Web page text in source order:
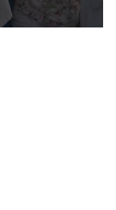
esta